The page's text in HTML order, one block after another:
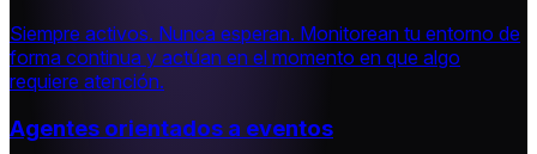
Siempre activos. Nunca esperan. Monitorean tu entorno de
forma continua y actúan en el momento en que algo
requiere atención.
Agentes orientados a eventos